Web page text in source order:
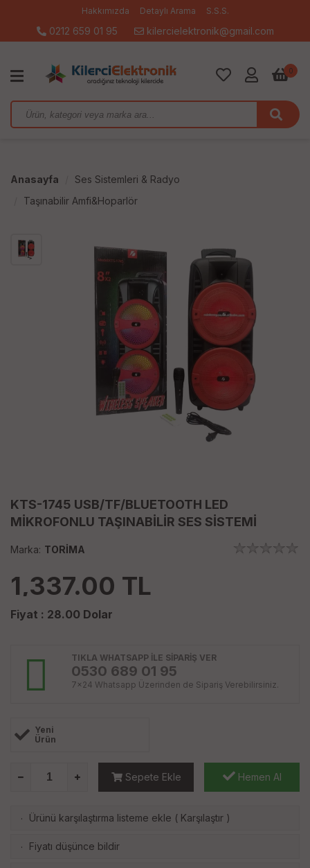
Hakkımızda Detaylı Arama S.S.S.
0212 659 01 95 kilercielektronik@gmail.com
0
Anasayfa
Ses Sistemleri & Radyo
Taşınabilir Amfi&Hoparlör
KTS-1745 USB/TF/BLUETOOTH LED
MİKROFONLU TAŞINABİLİR SES SİSTEMİ
Marka: TORİMA
1,337.00 TL
Fiyat : 28.00 Dolar
TIKLA WHATSAPP İLE SİPARİŞ VER
0530 689 01 95
7x24 Whatsapp Üzerinden de Sipariş Verebilirsiniz.
Yeni
Ürün
Sepete Ekle Hemen Al
· Ürünü karşılaştırma listeme ekle ( Karşılaştır )
· Fiyatı düşünce bildir